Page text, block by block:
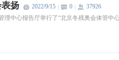
扬 2022/9/15 0
37926
理中心报告厅举行了“北京冬残奥会体管